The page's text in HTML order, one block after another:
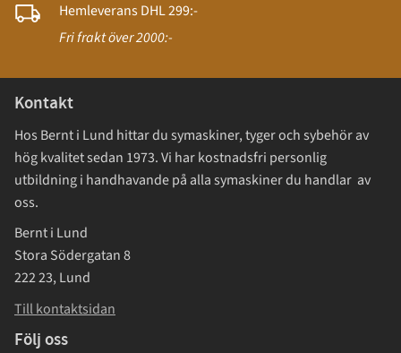
Hemleverans DHL 299:-
Fri frakt över 2000:-
Kontakt
Hos Bernt i Lund hittar du symaskiner, tyger och sybehör av
hög kvalitet sedan 1973. Vi har kostnadsfri personlig
utbildning i handhavande på alla symaskiner du handlar av
oss.
Bernt i Lund
Stora Södergatan 8
222 23, Lund
Till kontaktsidan
Följ oss